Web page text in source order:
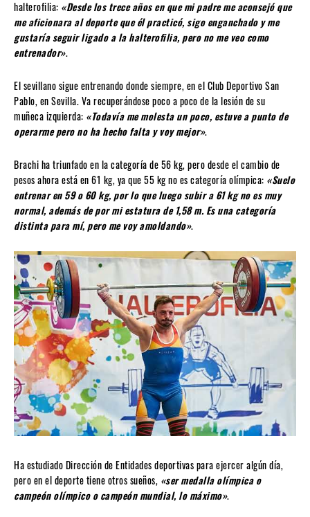
halterofilia: «Desde los trece años en que mi padre me aconsejó que
me aficionara al deporte que él practicó, sigo enganchado y me
gustaría seguir ligado a la halterofilia, pero no me veo como
entrenador».
El sevillano sigue entrenando donde siempre, en el Club Deportivo San
Pablo, en Sevilla. Va recuperándose poco a poco de la lesión de su
muñeca izquierda: «Todavía me molesta un poco, estuve a punto de
operarme pero no ha hecho falta y voy mejor».
Brachi ha triunfado en la categoría de 56 kg, pero desde el cambio de
pesos ahora está en 61 kg, ya que 55 kg no es categoría olímpica: «Suelo
entrenar en 59 o 60 kg, por lo que luego subir a 61 kg no es muy
normal, además de por mi estatura de 1,58 m. Es una categoría
distinta para mí, pero me voy amoldando».
Ha estudiado Dirección de Entidades deportivas para ejercer algún día,
pero en el deporte tiene otros sueños, «ser medalla olímpica o
campeón olímpico o campeón mundial, lo máximo».